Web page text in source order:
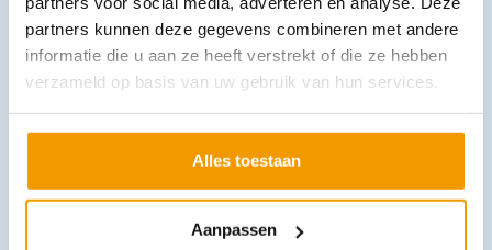
partners kunnen deze gegevens combineren met andere
informatie die u aan ze heeft verstrekt of die ze hebben
verzameld op basis van uw gebruik van hun services.
Alles toestaan
Aanpassen
In winkelwagen
Leverbaar